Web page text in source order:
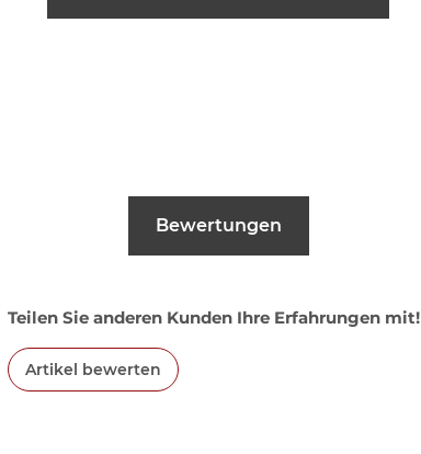
Bewertungen
Teilen Sie anderen Kunden Ihre Erfahrungen mit!
Artikel bewerten